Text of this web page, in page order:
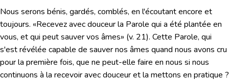
Nous serons bénis, gardés, comblés, en l'écoutant encore et
toujours. «Recevez avec douceur la Parole qui a été plantée en
vous, et qui peut sauver vos âmes» (v. 21). Cette Parole, qui
s'est révélée capable de sauver nos âmes quand nous avons cru
pour la première fois, que ne peut-elle faire en nous si nous
continuons à la recevoir avec douceur et la mettons en pratique ?